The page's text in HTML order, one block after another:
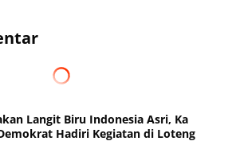
Langit Biru Indonesia Asri, Ka
Demokrat Hadiri Kegiatan di Loteng